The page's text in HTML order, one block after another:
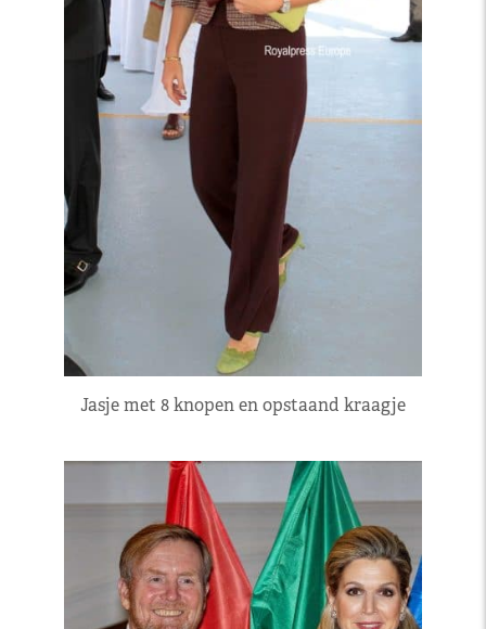
Jasje met 8 knopen en opstaand kraagje